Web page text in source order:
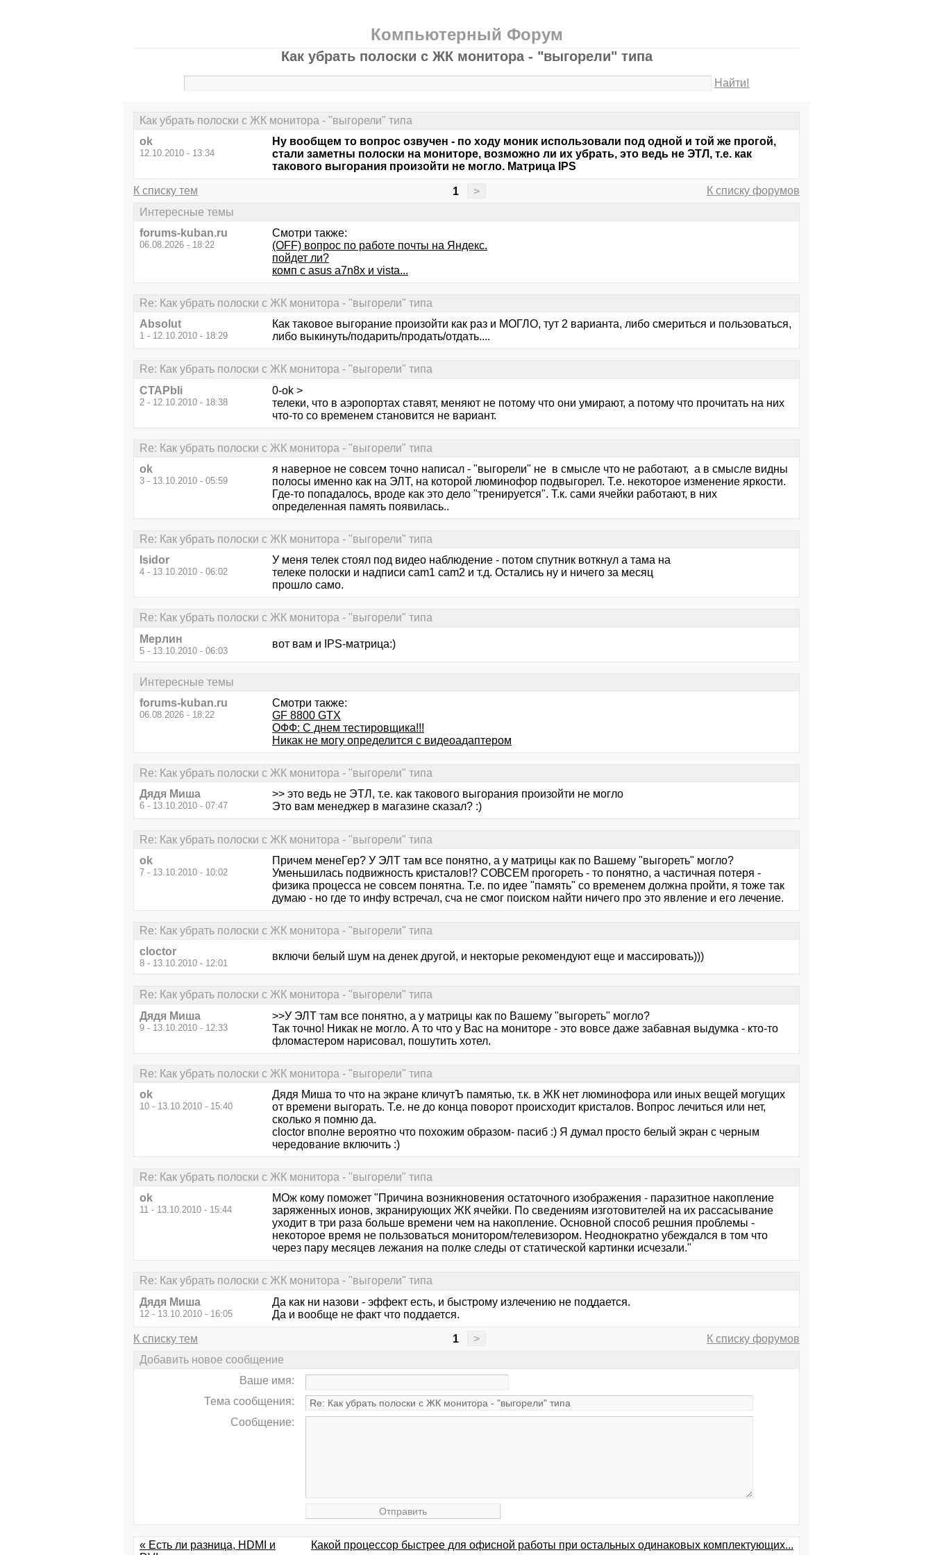
Компьютерный Форум
Как убрать полоски с ЖК монитора - "выгорели" типа
Найти!
Как убрать полоски с ЖК монитора - "выгорели" типа
ok
12.10.2010 - 13:34
Ну вообщем то вопрос озвучен - по ходу моник использовали под одной и той же прогой,
стали заметны полоски на мониторе, возможно ли их убрать, это ведь не ЭТЛ, т.е. как
такового выгорания произойти не могло. Матрица IPS
К списку тем 1 >
К списку форумов
Интересные темы
forums-kuban.ru
06.08.2026 - 18:22
Смотри также:
(OFF) вопрос по работе почты на Яндекс.
пойдет ли?
комп c asus a7n8x и vista...
Re: Как убрать полоски с ЖК монитора - "выгорели" типа
Absolut
1 - 12.10.2010 - 18:29
Как таковое выгорание произойти как раз и МОГЛО, тут 2 варианта, либо смериться и пользоваться,
либо выкинуть/подарить/продать/отдать....
Re: Как убрать полоски с ЖК монитора - "выгорели" типа
CTAPbIi
2 - 12.10.2010 - 18:38
0-ok >
телеки, что в аэропортах ставят, меняют не потому что они умирают, а потому что прочитать на них
что-то со временем становится не вариант.
Re: Как убрать полоски с ЖК монитора - "выгорели" типа
ok
3 - 13.10.2010 - 05:59
я наверное не совсем точно написал - "выгорели" не в смысле что не работают, а в смысле видны
полосы именно как на ЭЛТ, на которой люминофор подвыгорел. Т.е. некоторое изменение яркости.
Где-то попадалось, вроде как это дело "тренируется". Т.к. сами ячейки работают, в них
определенная память появилась..
Re: Как убрать полоски с ЖК монитора - "выгорели" типа
Isidor
4 - 13.10.2010 - 06:02
У меня телек стоял под видео наблюдение - потом спутник воткнул а тама на
телеке полоски и надписи cam1 cam2 и т.д. Остались ну и ничего за месяц
прошло само.
Re: Как убрать полоски с ЖК монитора - "выгорели" типа
Мерлин
5 - 13.10.2010 - 06:03
вот вам и IPS-матрица:)
Интересные темы
forums-kuban.ru
06.08.2026 - 18:22
Смотри также:
GF 8800 GTX
ОФФ: С днем тестировщика!!!
Никак не могу определится с видеоадаптером
Re: Как убрать полоски с ЖК монитора - "выгорели" типа
Дядя Миша
6 - 13.10.2010 - 07:47
>> это ведь не ЭТЛ, т.е. как такового выгорания произойти не могло
Это вам менеджер в магазине сказал? :)
Re: Как убрать полоски с ЖК монитора - "выгорели" типа
ok
7 - 13.10.2010 - 10:02
Причем менеГер? У ЭЛТ там все понятно, а у матрицы как по Вашему "выгореть" могло?
Уменьшилась подвижность кристалов!? СОВСЕМ прогореть - то понятно, а частичная потеря -
физика процесса не совсем понятна. Т.е. по идее "память" со временем должна пройти, я тоже так
думаю - но где то инфу встречал, сча не смог поиском найти ничего про это явление и его лечение.
Re: Как убрать полоски с ЖК монитора - "выгорели" типа
cloctor
8 - 13.10.2010 - 12:01
включи белый шум на денек другой, и некторые рекомендуют еще и массировать)))
Re: Как убрать полоски с ЖК монитора - "выгорели" типа
Дядя Миша
9 - 13.10.2010 - 12:33
>>У ЭЛТ там все понятно, а у матрицы как по Вашему "выгореть" могло?
Так точно! Никак не могло. А то что у Вас на мониторе - это вовсе даже забавная выдумка - кто-то
фломастером нарисовал, пошутить хотел.
Re: Как убрать полоски с ЖК монитора - "выгорели" типа
ok
10 - 13.10.2010 - 15:40
Дядя Миша то что на экране кличутЪ памятью, т.к. в ЖК нет люминофора или иных вещей могущих
от времени выгорать. Т.е. не до конца поворот происходит кристалов. Вопрос лечиться или нет,
сколько я помню да.
cloctor вполне вероятно что похожим образом- пасиб :) Я думал просто белый экран с черным
чередование включить :)
Re: Как убрать полоски с ЖК монитора - "выгорели" типа
ok
11 - 13.10.2010 - 15:44
МОж кому поможет "Причина возникновения остаточного изображения - паразитное накопление
заряженных ионов, зкранирующих ЖК ячейки. По сведениям изготовителей на их рассасывание
уходит в три раза больше времени чем на накопление. Основной способ решния проблемы -
некоторое время не пользоваться монитором/телевизором. Неоднократно убеждался в том что
через пару месяцев лежания на полке следы от статической картинки исчезали."
Re: Как убрать полоски с ЖК монитора - "выгорели" типа
Дядя Миша
12 - 13.10.2010 - 16:05
Да как ни назови - эффект есть, и быстрому излечению не поддается.
Да и вообще не факт что поддается.
К списку тем 1 >
К списку форумов
Добавить новое сообщение
Ваше имя:
Тема сообщения:
Сообщение:
« Есть ли разница, HDMI и
Какой процессор быстрее для офисной работы при остальных одинаковых комплектующих...